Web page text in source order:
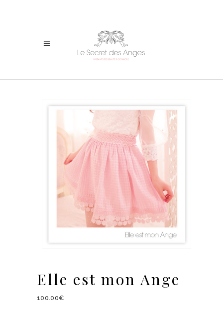
Elle est mon Ange
100.00€